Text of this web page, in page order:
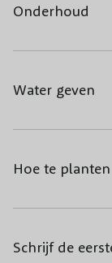
Onderhoud
Water geven
Hoe te planten
Schrijf de